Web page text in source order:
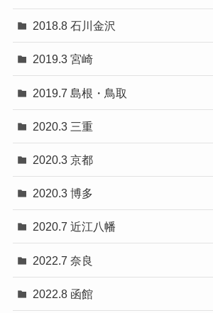
2018.8 石川金沢
2019.3 宮崎
2019.7 島根・鳥取
2020.3 三重
2020.3 京都
2020.3 博多
2020.7 近江八幡
2022.7 奈良
2022.8 函館